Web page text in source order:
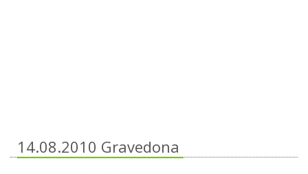
14.08.2010 Gravedona